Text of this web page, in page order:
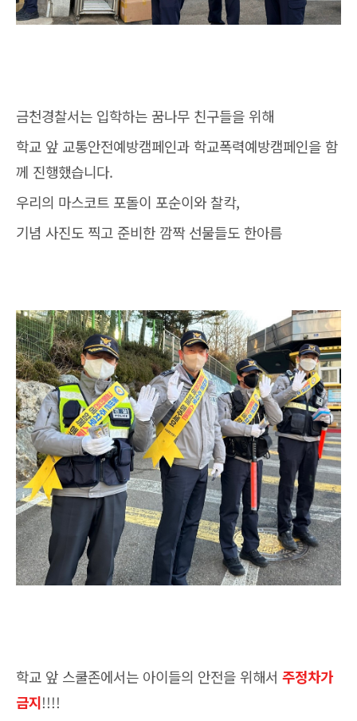
금천경찰서는 입학하는 꿈나무 친구들을 위해
학교 앞 교통안전예방캠페인과 학교폭력예방캠페인을 함
께 진행했습니다.
우리의 마스코트 포돌이 포순이와 찰칵,
기념 사진도 찍고 준비한 깜짝 선물들도 한아름
학교 앞 스쿨존에서는 아이들의 안전을 위해서 주정차가
금지!!!!